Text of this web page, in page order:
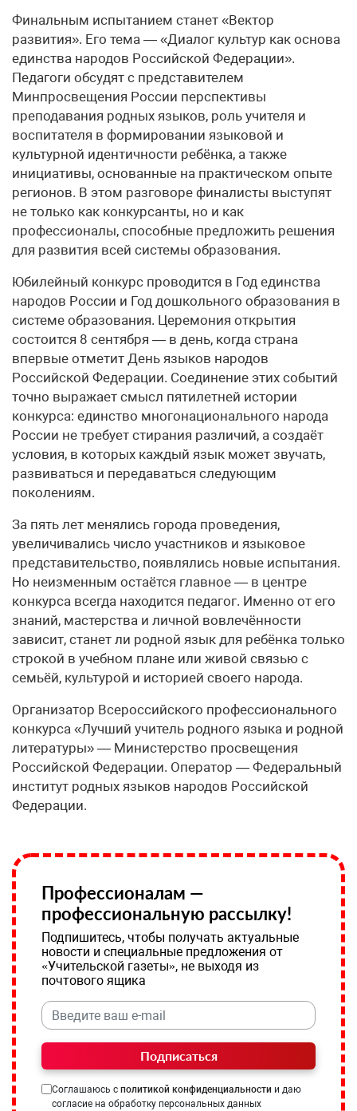
Финальным испытанием станет «Вектор
развития». Его тема — «Диалог культур как основа
единства народов Российской Федерации».
Педагоги обсудят с представителем
Минпросвещения России перспективы
преподавания родных языков, роль учителя и
воспитателя в формировании языковой и
культурной идентичности ребёнка, а также
инициативы, основанные на практическом опыте
регионов. В этом разговоре финалисты выступят
не только как конкурсанты, но и как
профессионалы, способные предложить решения
для развития всей системы образования.
Юбилейный конкурс проводится в Год единства
народов России и Год дошкольного образования в
системе образования. Церемония открытия
состоится 8 сентября — в день, когда страна
впервые отметит День языков народов
Российской Федерации. Соединение этих событий
точно выражает смысл пятилетней истории
конкурса: единство многонационального народа
России не требует стирания различий, а создаёт
условия, в которых каждый язык может звучать,
развиваться и передаваться следующим
поколениям.
За пять лет менялись города проведения,
увеличивались число участников и языковое
представительство, появлялись новые испытания.
Но неизменным остаётся главное — в центре
конкурса всегда находится педагог. Именно от его
знаний, мастерства и личной вовлечённости
зависит, станет ли родной язык для ребёнка только
строкой в учебном плане или живой связью с
семьёй, культурой и историей своего народа.
Организатор Всероссийского профессионального
конкурса «Лучший учитель родного языка и родной
литературы» — Министерство просвещения
Российской Федерации. Оператор — Федеральный
институт родных языков народов Российской
Федерации.
Профессионалам —
профессиональную рассылку!
Подпишитесь, чтобы получать актуальные
новости и специальные предложения от
«Учительской газеты», не выходя из
почтового ящика
Подписаться
Соглашаюсь с политикой конфиденциальности и даю
согласие на обработку персональных данных